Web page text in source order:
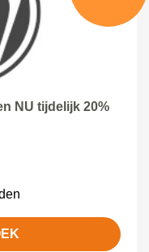
NU tijdelijk 20%